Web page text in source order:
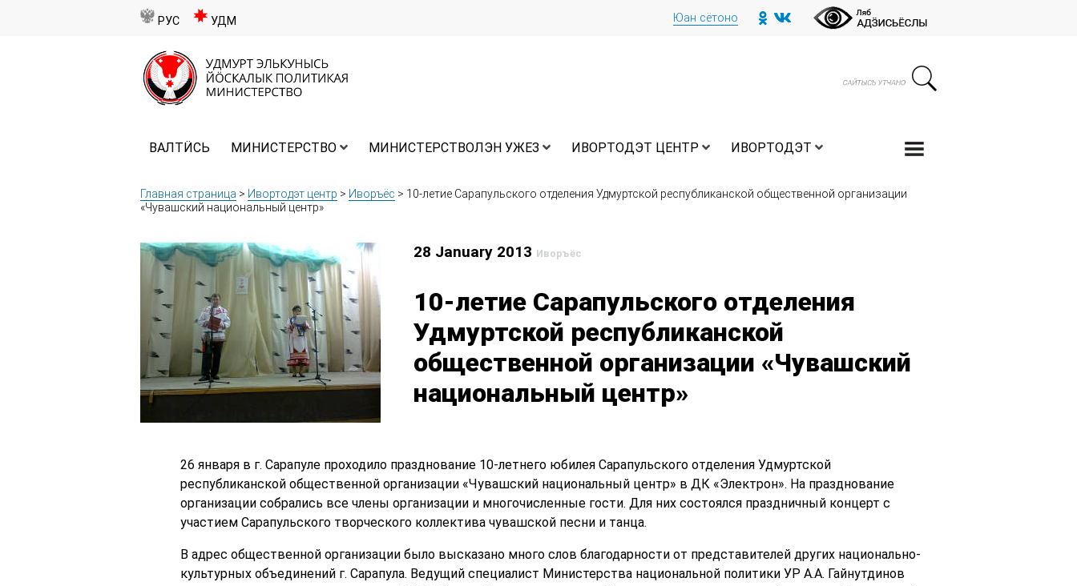
РУС УДМ Юан сётоно
ВАЛТӤСЬ МИНИСТЕРСТВО МИНИСТЕРСТВОЛЭН УЖЕЗ ИВОРТОДЭТ ЦЕНТР ИВОРТОДЭТ
Главная страница > Ивортодэт центр > Иворъёс > 10-летие Сарапульского отделения Удмуртской республиканской общественной организации
«Чувашский национальный центр»
28 January 2013 Иворъёс
10-летие Сарапульского отделения
Удмуртской республиканской
общественной организации «Чувашский
национальный центр»
26 января в г. Сарапуле проходило празднование 10-летнего юбилея Сарапульского отделения Удмуртской
республиканской общественной организации «Чувашский национальный центр» в ДК «Электрон». На празднование
организации собрались все члены организации и многочисленные гости. Для них состоялся праздничный концерт с
участием Сарапульского творческого коллектива чувашской песни и танца.
В адрес общественной организации было высказано много слов благодарности от представителей других национально-
культурных объединений г. Сарапула. Ведущий специалист Министерства национальной политики УР А.А. Гайнутдинов